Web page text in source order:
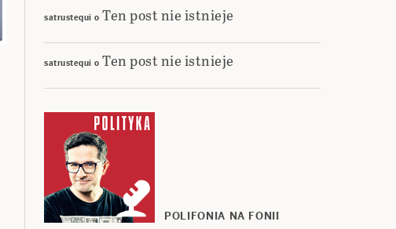
satrustequi o Ten post nie istnieje
satrustequi o Ten post nie istnieje
POLIFONIA NA FONII